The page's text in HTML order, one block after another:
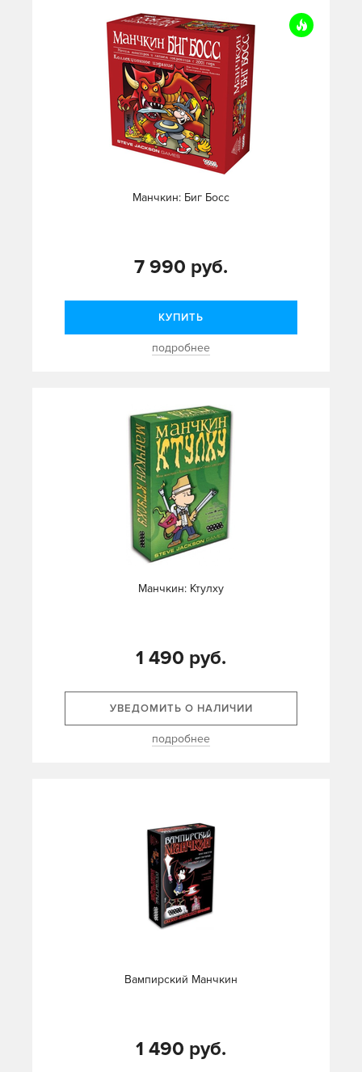
Манчкин: Биг Босс
7 990 руб.
КУПИТЬ
подробнее
Манчкин: Ктулху
1 490 руб.
УВЕДОМИТЬ О НАЛИЧИИ
подробнее
Вампирский Манчкин
1 490 руб.